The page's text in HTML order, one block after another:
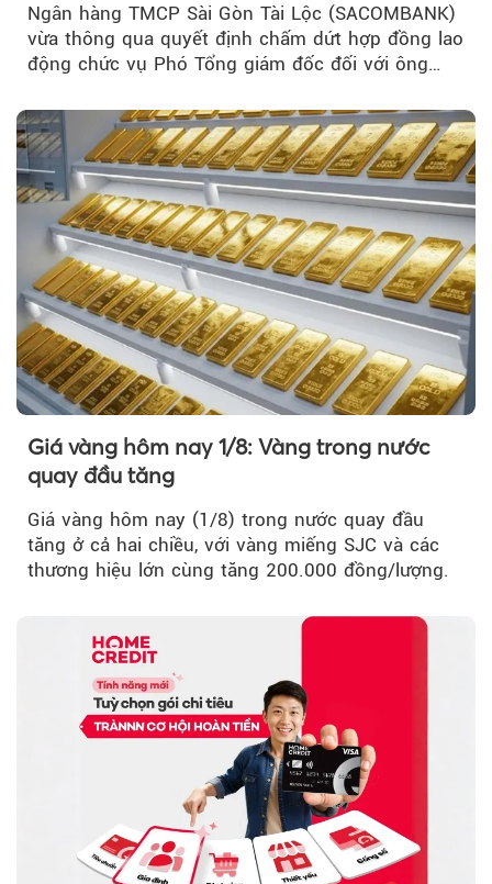
Ngân hàng TMCP Sài Gòn Tài Lộc (SACOMBANK)
vừa thông qua quyết định chấm dứt hợp đồng lao
động chức vụ Phó Tổng giám đốc đối với ông
Giá vàng hôm nay 1/8: Vàng trong nước
quay đầu tăng
Giá vàng hôm nay (1/8) trong nước quay đầu
tăng ở cả hai chiều, với vàng miếng SJC và các
thương hiệu lớn cùng tăng 200.000 đồng/lượng.